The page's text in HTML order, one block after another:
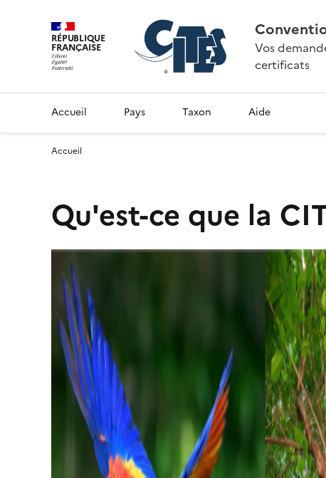
RÉPUBLIQUE
FRANÇAISE
Vos
certificats
Accueil Pays Taxon Aide
Accueil
Qu'est-ce que la